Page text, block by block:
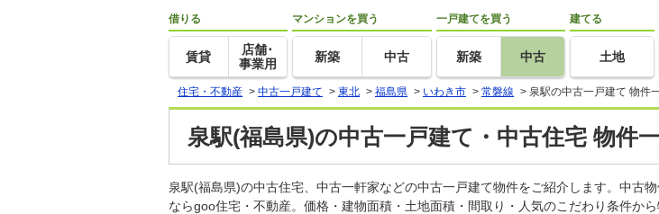
借りる
賃貸
店舗･
事業用
マンションを買う
新築 中古
一戸建てを買う
新築 中古
建てる
土地
住宅・不動産 > 中古一戸建て > 東北 > 福島県 > いわき市 > 常磐線 > 泉駅の中古一戸建て 物件
泉駅(福島県)の中古一戸建て・中古住宅 物件
泉駅(福島県)の中古住宅、中古一軒家などの中古一戸建て物件をご紹介します。中古
ならgoo住宅・不動産。価格・建物面積・土地面積・間取り・人気のこだわり条件か